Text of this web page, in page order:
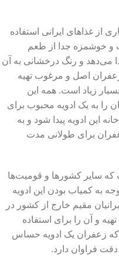
از غذاهای ایرانی استفاده
و خوشمزه جدا از طعم
می‌دهد و رنگ درخشانی به آن
اصل و مرغوب تهیه
زیاد است. همه این
را به یک ادویه محبوب برای
این ادویه پیدا شود و به
برای طولانی مدت
سایر کشورها و قومیت‌ها
به کمیاب بودن این ادویه
مقیم خارج از کشور در
و آن را برای استفاده
که زعفران یک ادویه حساس
فراوان دارد.